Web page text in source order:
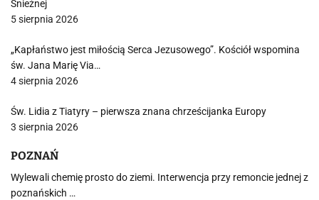
Śnieżnej
5 sierpnia 2026
„Kapłaństwo jest miłością Serca Jezusowego”. Kościół wspomina
św. Jana Marię Via…
4 sierpnia 2026
Św. Lidia z Tiatyry – pierwsza znana chrześcijanka Europy
3 sierpnia 2026
POZNAŃ
Wylewali chemię prosto do ziemi. Interwencja przy remoncie jednej z
poznańskich …